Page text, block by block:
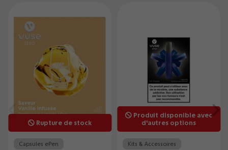
Rupture de stock
Capsules ePen
Produit disponible avec
d'autres options
Kits & Accessoires